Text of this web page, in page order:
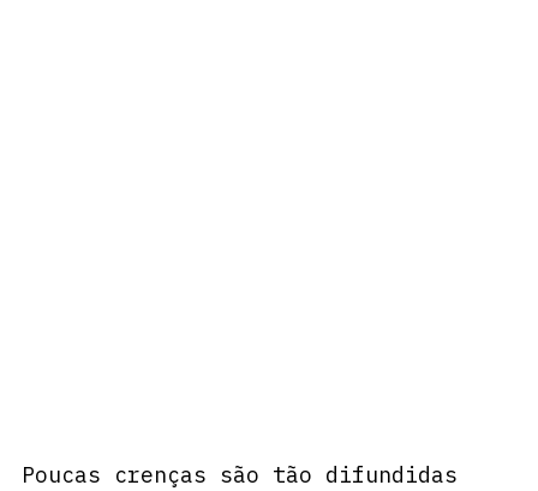
Poucas crenças são tão difundidas